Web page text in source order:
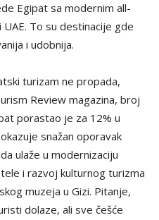
Egipat sa modernim all-
To su destinacije gde
i udobnija.
turizam ne propada,
Review magazina, broj
porastao je za 12% u
snažan oporavak
ulaže u modernizaciju
i razvoj kulturnog turizma
muzeja u Gizi. Pitanje,
dolaze, ali sve češće